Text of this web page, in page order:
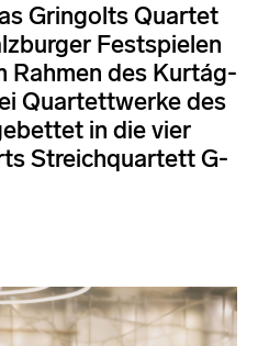
Gringolts Quartet
Festspielen
Rahmen des Kurtág-
Quartettwerke des
in die vier
Streichquartett G-